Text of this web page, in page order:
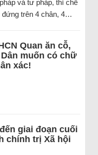
và tư pháp, thì chế
đứng trên 4 chân, 4…
Quan ăn cỗ,
muốn có chữ
xác!
giai đoạn cuối
chính trị Xã hội